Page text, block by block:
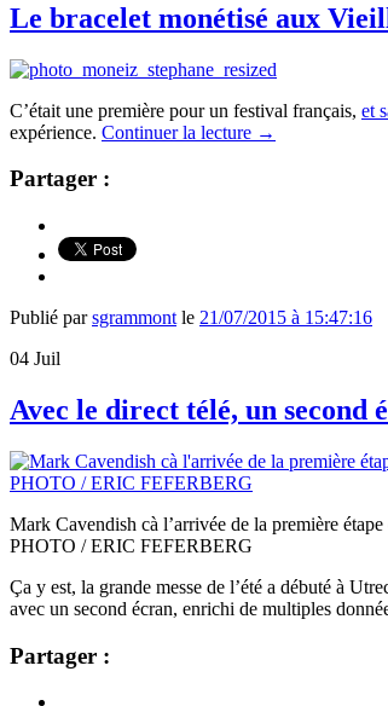
Le bracelet monétisé aux
C’était une première pour un festival français, et
expérience. Continuer la lecture →
Partager :
Publié parsgrammont le 21/07/2015 à 15:47:16
04 Juil
Avec le direct télé, un second
Mark Cavendish cà l’arrivée de la première
PHOTO / ERIC FEFERBERG
Ça y est, la grande messe de l’été a débuté à
avec un second écran, enrichi de multiples
Partager :